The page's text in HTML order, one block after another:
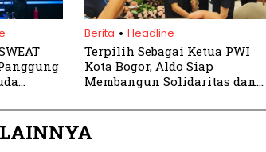
Berita . Headline
Terpilih Sebagai Ketua PWI
Kota Bogor, Aldo Siap
Membangun Solidaritas dan